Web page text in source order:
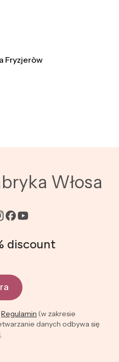
Fryzjeròw
Włosa
discount
Regulamin (w zakresie
danych odbywa się
.